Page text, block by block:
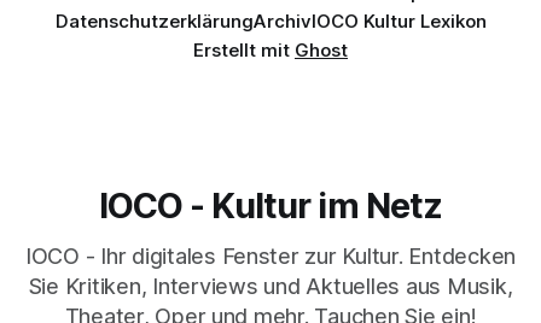
DatenschutzerklärungArchivIOCO Kultur Lexikon
Erstellt mit Ghost
IOCO - Kultur im Netz
IOCO - Ihr digitales Fenster zur Kultur. Entdecken
Sie Kritiken, Interviews und Aktuelles aus Musik,
Theater, Oper und mehr. Tauchen Sie ein!